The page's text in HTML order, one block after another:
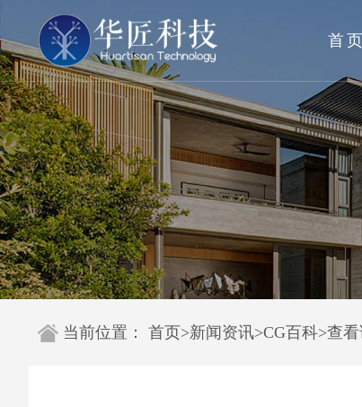
首页
当前位置： 首页>新闻资讯>CG百科>查